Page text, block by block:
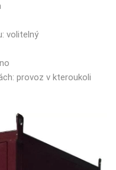
volitelný
provoz v kteroukoli